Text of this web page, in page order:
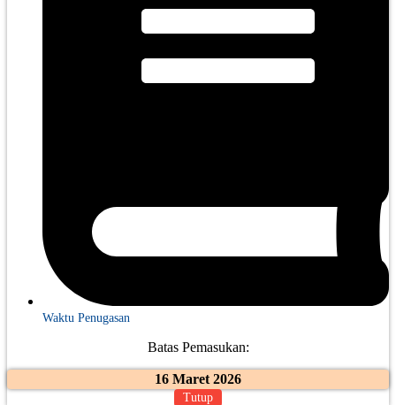
Waktu Penugasan
Batas Pemasukan:
16 Maret 2026
Tutup